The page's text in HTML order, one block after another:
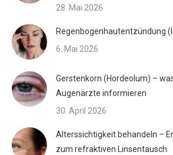
28. Mai 2026
Regenbogenhautentzündung
6. Mai 2026
Gerstenkorn (Hordeolum) –
Augenärzte informieren
30. April 2026
Alterssichtigkeit behandeln –
zum refraktiven Linsentausch